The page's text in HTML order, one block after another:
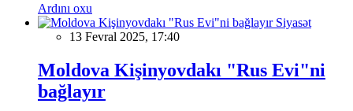
Ardını oxu
Siyasət
13 Fevral 2025, 17:40
Moldova Kişinyovdakı "Rus Evi"ni
bağlayır